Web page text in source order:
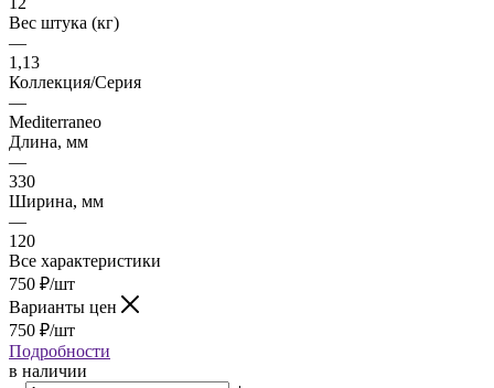
Вес штука (кг)
—
1,13
Коллекция/Серия
—
Mediterraneo
Длина, мм
—
330
Ширина, мм
—
120
Все характеристики
750 ₽/шт
Варианты цен
750 ₽/шт
Подробности
в наличии